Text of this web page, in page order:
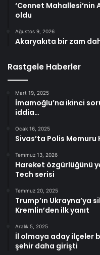
‘Cennet Mahallesi’nin
oldu
Ağustos 9, 2026
Akaryakıta bir zam
Rastgele Haberler
Mart 19, 2025
İmamoğlu’na ikinci
iddia…
Ocak 16, 2025
Sivas’ta Polis
Temmuz 13, 2026
Hareket özgürlüğünü
Tech serisi
Temmuz 20, 2025
Trump’ın Ukrayna’ya
Kremlin’den ilk yanıt
Aralık 5, 2025
İl olmaya aday ilçeler
şehir daha girişti